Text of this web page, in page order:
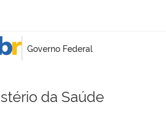
principal de navegação
da Saúde